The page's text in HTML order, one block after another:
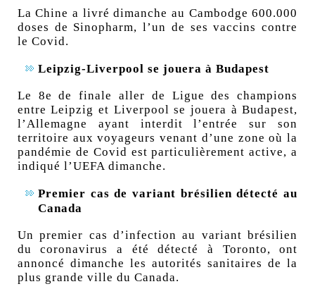
La Chine a livré dimanche au Cambodge 600.000
doses de Sinopharm, l’un de ses vaccins contre
le Covid.
Leipzig-Liverpool se jouera à Budapest
Le 8e de finale aller de Ligue des champions
entre Leipzig et Liverpool se jouera à Budapest,
l’Allemagne ayant interdit l’entrée sur son
territoire aux voyageurs venant d’une zone où la
pandémie de Covid est particulièrement active, a
indiqué l’UEFA dimanche.
Premier cas de variant brésilien détecté au
Canada
Un premier cas d’infection au variant brésilien
du coronavirus a été détecté à Toronto, ont
annoncé dimanche les autorités sanitaires de la
plus grande ville du Canada.